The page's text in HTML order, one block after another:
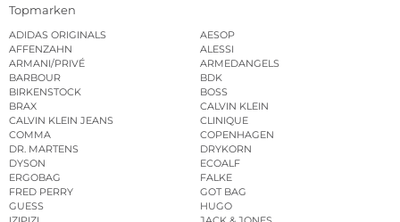
Topmarken
ADIDAS ORIGINALS
AESOP
AFFENZAHN
ALESSI
ARMANI/PRIVÉ
ARMEDANGELS
BARBOUR
BDK
BIRKENSTOCK
BOSS
BRAX
CALVIN KLEIN
CALVIN KLEIN JEANS
CLINIQUE
COMMA
COPENHAGEN
DR. MARTENS
DRYKORN
DYSON
ECOALF
ERGOBAG
FALKE
FRED PERRY
GOT BAG
GUESS
HUGO